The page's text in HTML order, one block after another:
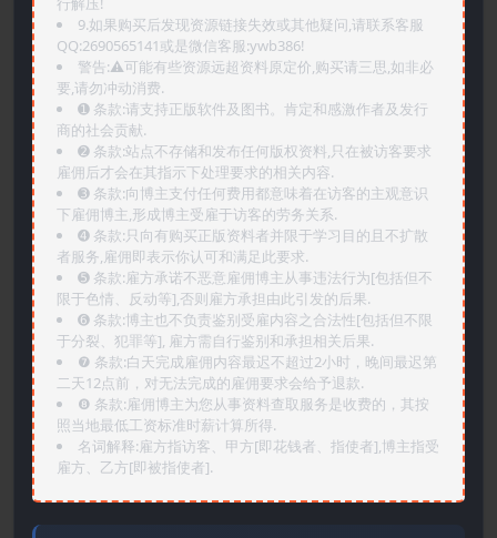
9.如果购买后发现资源链接失效或其他疑问,请联系客服
QQ:2690565141或是微信客服:ywb386!
警告:⚠️可能有些资源远超资料原定价,购买请三思,如非必
要,请勿冲动消费.
➊️ 条款:请支持正版软件及图书。肯定和感激作者及发行
商的社会贡献.
➋️ 条款:站点不存储和发布任何版权资料,只在被访客要求
雇佣后才会在其指示下处理要求的相关内容.
➌️ 条款:向博主支付任何费用都意味着在访客的主观意识
下雇佣博主,形成博主受雇于访客的劳务关系.
➍️ 条款:只向有购买正版资料者并限于学习目的且不扩散
者服务,雇佣即表示你认可和满足此要求.
➎ 条款:雇方承诺不恶意雇佣博主从事违法行为[包括但不
限于色情、反动等],否则雇方承担由此引发的后果.
➏️ 条款:博主也不负责鉴别受雇内容之合法性[包括但不限
于分裂、犯罪等], 雇方需自行鉴别和承担相关后果.
❼ 条款:白天完成雇佣内容最迟不超过2小时，晚间最迟第
二天12点前，对无法完成的雇佣要求会给予退款.
❽ 条款:雇佣博主为您从事资料查取服务是收费的，其按
照当地最低工资标准时薪计算所得.
名词解释:雇方指访客、甲方[即花钱者、指使者],博主指受
雇方、乙方[即被指使者].